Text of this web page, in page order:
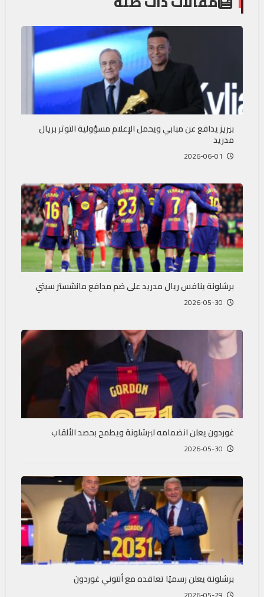
بيريز يدافع عن مبابي ويحمل الإعلام مسؤولية التوتر بريال
مدريد
برشلونة ينافس ريال مدريد على ضم مدافع مانشستر سيتي
غوردون يعلن انضمامه لبرشلونة ويطمح بحصد الألقاب
برشلونة يعلن رسميًا تعاقده مع أنتوني غوردون